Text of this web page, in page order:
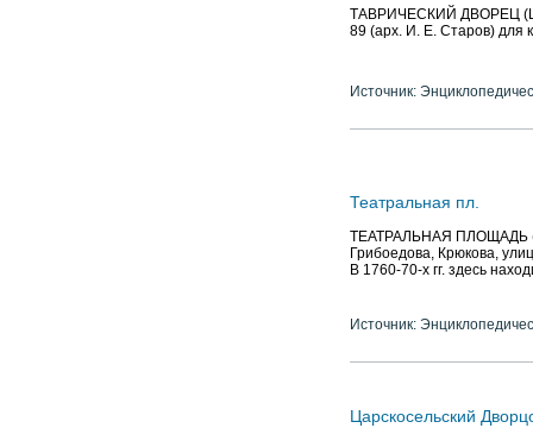
ТАВРИЧЕСКИЙ ДВОРЕЦ
89 (арх. И. Е. Старов) для
Источник:
Театральная пл.
ТЕАТРАЛЬНАЯ ПЛОЩАДЬ
Грибоедова, Крюкова,
В 1760-70-х гг. здесь
Источник:
Царскосельский